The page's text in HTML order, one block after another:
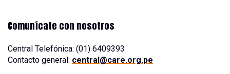
Comunícate con nosotros
Central Telefónica: (01) 6409393
Contacto general: central@care.org.pe